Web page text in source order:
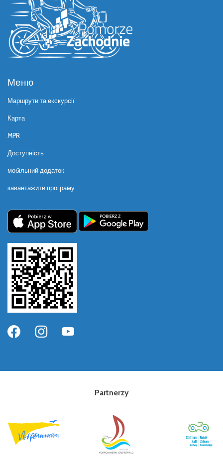
Меню
Маршрути та екскурсії
Карта
MPR
Доступність
мобільний додаток
завантажити програму
Partnerzy